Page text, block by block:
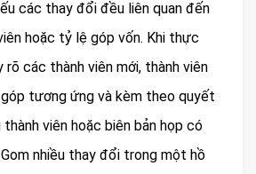
các thay đổi đều liên quan đến
hoặc tỷ lệ góp vốn. Khi thực
rõ các thành viên mới, thành viên
tương ứng và kèm theo quyết
viên hoặc biên bản họp có
nhiều thay đổi trong một hồ